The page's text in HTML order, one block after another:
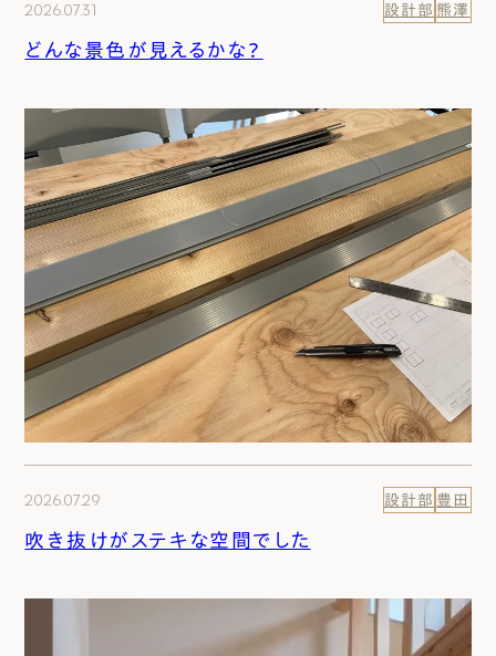
2026.07.31 設計部 熊澤
どんな景色が見えるかな？
2026.07.29 設計部 豊田
吹き抜けがステキな空間でした